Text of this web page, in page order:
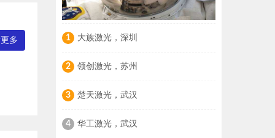
多 1 大族激光，深圳
2 领创激光，苏州
3 楚天激光，武汉
4 华工激光，武汉